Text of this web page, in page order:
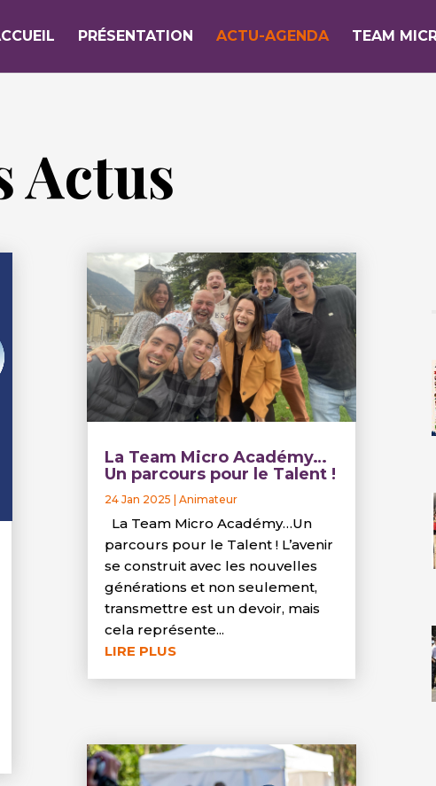
PRÉSENTATION ACTU-AGENDA TEAM
Actus
La Team Micro Académy…
Un parcours pour le Talent !
24 Jan 2025 |Animateur
La Team Micro Académy…Un
parcours pour le Talent ! L’avenir
se construit avec les nouvelles
générations et non seulement,
transmettre est un devoir, mais
cela représente...
LIRE PLUS